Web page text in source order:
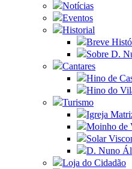
Notícias
Eventos
Historial
Breve
Sobre D.
Cantares
Hino de
Hino do
Turismo
Igreja
Moinho de
Solar
D. Nuno
Loja do Cidadão